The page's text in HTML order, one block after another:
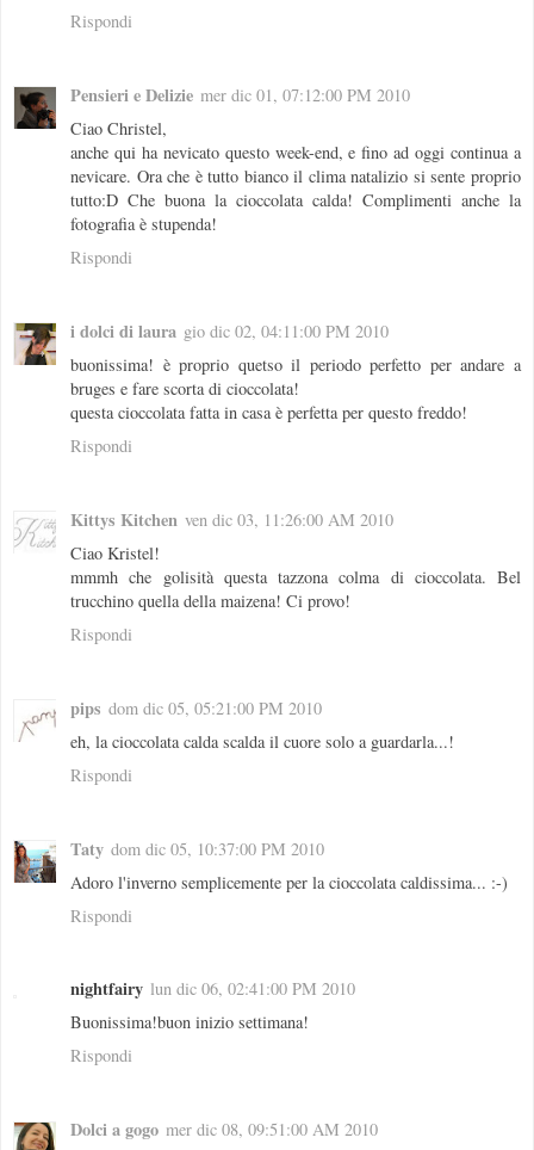
Rispondi
Pensieri e Delizie mer dic 01, 07:12:00 PM 2010
Ciao Christel,
anche qui ha nevicato questo week-end, e fino ad oggi continua a
nevicare. Ora che è tutto bianco il clima natalizio si sente proprio
tutto:D Che buona la cioccolata calda! Complimenti anche la
fotografia è stupenda!
Rispondi
i dolci di laura gio dic 02, 04:11:00 PM 2010
buonissima! è proprio quetso il periodo perfetto per andare a
bruges e fare scorta di cioccolata!
questa cioccolata fatta in casa è perfetta per questo freddo!
Rispondi
Kittys Kitchen ven dic 03, 11:26:00 AM 2010
Ciao Kristel!
mmmh che golisità questa tazzona colma di cioccolata. Bel
trucchino quella della maizena! Ci provo!
Rispondi
pips dom dic 05, 05:21:00 PM 2010
eh, la cioccolata calda scalda il cuore solo a guardarla...!
Rispondi
Taty dom dic 05, 10:37:00 PM 2010
Adoro l'inverno semplicemente per la cioccolata caldissima... :-)
Rispondi
nightfairy lun dic 06, 02:41:00 PM 2010
Buonissima!buon inizio settimana!
Rispondi
Dolci a gogo mer dic 08, 09:51:00 AM 2010